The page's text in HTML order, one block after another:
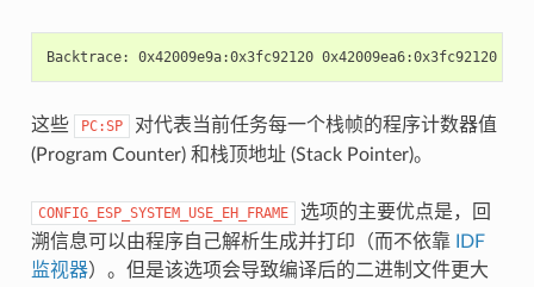
这些 PC:SP
对代表当前任务每一个栈帧的程序计数器值
(Program Counter) 和栈顶地址 (Stack Pointer)。
CONFIG_ESP_SYSTEM_USE_EH_FRAME
选项的主要优点是，回
溯信息可以由程序自己解析生成并打印（而不依靠
IDF
监视器）。但是该选项会导致编译后的二进制文件更大